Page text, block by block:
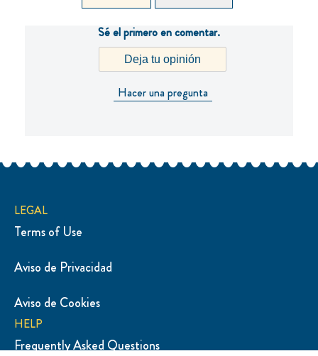
Sé el primero en comentar.
Deja tu opinión
Hacer una pregunta
LEGAL
Terms of Use
Aviso de Privacidad
Configurar Cookies
Aviso de Cookies
HELP